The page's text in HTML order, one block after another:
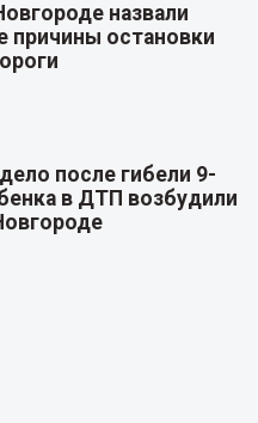
назвали
остановки
после гибели 9-
в ДТП возбудили